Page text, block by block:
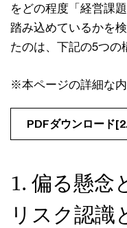
をどの程度「経営課
踏み込めているかを
たのは、下記の5つの
※本ページの詳細な
PDFダウンロード
1. 偏る懸
リスク認識